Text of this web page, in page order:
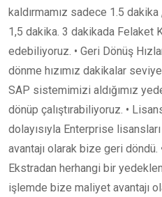
kaldırmamız sadece 1.5 dakika
1,5 dakika. 3 dakikada
edebiliyoruz. • Geri Dönüş
dönme hızımız dakikalar
SAP sistemimizi aldığımız
dönüp çalıştırabiliyoruz. •
dolayısıyla Enterprise
avantajı olarak bize geri döndü.
Ekstradan herhangi bir
işlemde bize maliyet avantajı